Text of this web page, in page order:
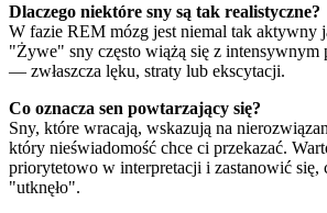
Dlaczego niektóre sny są tak realistyczne?
W fazie REM mózg jest niemal tak aktywny
"Żywe" sny często wiążą się z intensywnym
— zwłaszcza lęku, straty lub ekscytacji.
Co oznacza sen powtarzający się?
Sny, które wracają, wskazują na
który nieświadomość chce ci przekazać.
priorytetowo w interpretacji i zastanowić
"utknęło".